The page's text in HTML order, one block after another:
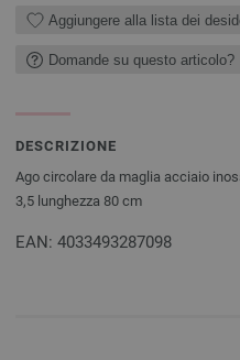
Aggiungere alla lista dei
Domande su questo articolo?
DESCRIZIONE
Ago circolare da maglia acciaio
3,5 lunghezza 80 cm
EAN: 4033493287098